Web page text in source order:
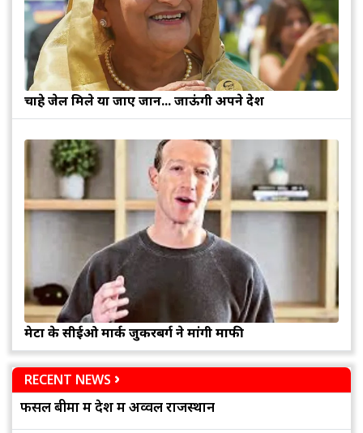
चाहे जेल मिले या जाए जान... जाऊंगी अपने देश
मेटा के सीईओ मार्क जुकरबर्ग ने मांगी माफी
RECENT NEWS
फसल बीमा में देश में अव्वल राजस्थान